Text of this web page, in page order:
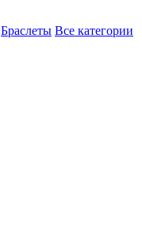
Браслеты Все категории